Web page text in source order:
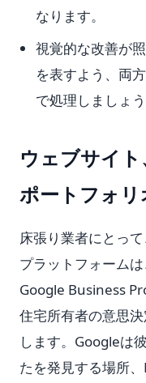
なります。
視覚的な改善が
を表すよう、両
で処理しましょう
ウェブサイ
ポートフォ
床張り業者にとっ
プラットフォーム
Google Business
住宅所有者の意思
します。Googleは
たを発見する場所